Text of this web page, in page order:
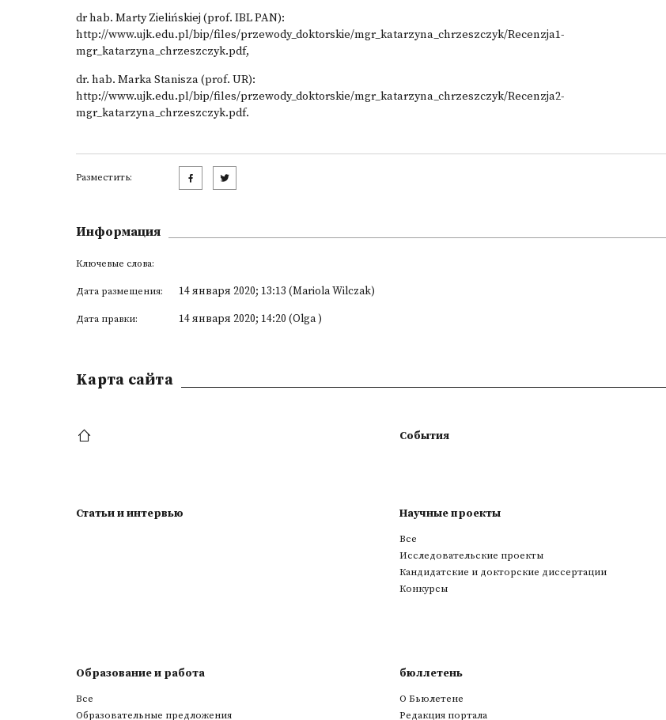
dr hab. Marty Zielińskiej (prof. IBL PAN):
http://www.ujk.edu.pl/bip/files/przewody_doktorskie/mgr_katarzyna_chrzeszczyk/Recenzja1-
mgr_katarzyna_chrzeszczyk.pdf,
dr. hab. Marka Stanisza (prof. UR):
http://www.ujk.edu.pl/bip/files/przewody_doktorskie/mgr_katarzyna_chrzeszczyk/Recenzja2-
mgr_katarzyna_chrzeszczyk.pdf.
Разместить:
Информация
Ключевые слова:
Дата размещения: 14 января 2020; 13:13 (Mariola Wilczak)
Дата правки: 14 января 2020; 14:20 (Olga )
Kарта сайта
События
Статьи и интервью Научные проекты
Все
Исследовательские проекты
Кандидатские и докторские диссертации
Конкурсы
Образование и работа
Все
Образовательные предложения
бюллетень
О Бьюлетене
Редакция портала